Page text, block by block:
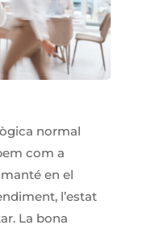
normal
com a
en el
l’estat
La bona